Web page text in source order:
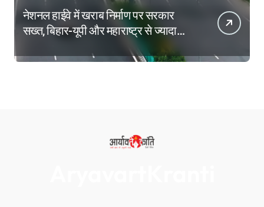
नेशनल हाईवे में खराब निर्माण पर सरकार
सख्त, बिहार-यूपी और महाराष्ट्र से ज्यादा